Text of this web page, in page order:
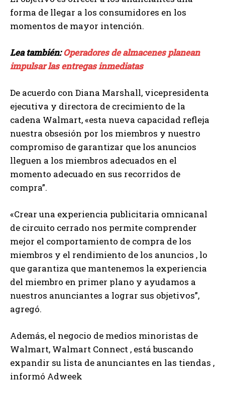
forma de llegar a los consumidores en los
momentos de mayor intención.
Lea también:Operadores de almacenes planean
impulsar las entregas inmediatas
De acuerdo con Diana Marshall, vicepresidenta
ejecutiva y directora de crecimiento de la
cadena Walmart, «esta nueva capacidad refleja
nuestra obsesión por los miembros y nuestro
compromiso de garantizar que los anuncios
lleguen a los miembros adecuados en el
momento adecuado en sus recorridos de
compra”.
«Crear una experiencia publicitaria omnicanal
de circuito cerrado nos permite comprender
mejor el comportamiento de compra de los
miembros y el rendimiento de los anuncios , lo
que garantiza que mantenemos la experiencia
del miembro en primer plano y ayudamos a
nuestros anunciantes a lograr sus objetivos”,
agregó.
Además, el negocio de medios minoristas de
Walmart, Walmart Connect , está buscando
expandir su lista de anunciantes en las tiendas ,
informó Adweek